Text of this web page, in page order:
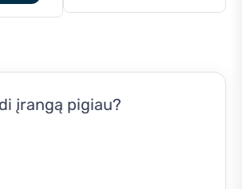
€1,000.00.
įrangą pigiau?